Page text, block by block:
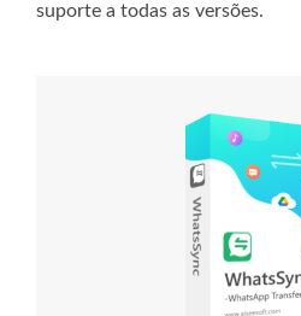
suporte a todas as versões.